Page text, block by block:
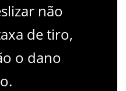
não
de tiro,
o dano